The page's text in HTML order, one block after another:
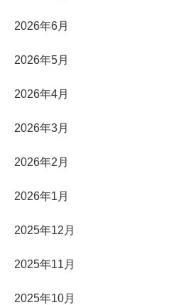
2026年6月
2026年5月
2026年4月
2026年3月
2026年2月
2026年1月
2025年12月
2025年11月
2025年10月